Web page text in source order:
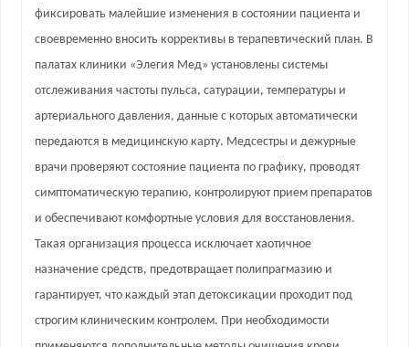
фиксировать малейшие изменения в состоянии пациента и
своевременно вносить коррективы в терапевтический план. В
палатах клиники «Элегия Мед» установлены системы
отслеживания частоты пульса, сатурации, температуры и
артериального давления, данные с которых автоматически
передаются в медицинскую карту. Медсестры и дежурные
врачи проверяют состояние пациента по графику, проводят
симптоматическую терапию, контролируют прием препаратов
и обеспечивают комфортные условия для восстановления.
Такая организация процесса исключает хаотичное
назначение средств, предотвращает полипрагмазию и
гарантирует, что каждый этап детоксикации проходит под
строгим клиническим контролем. При необходимости